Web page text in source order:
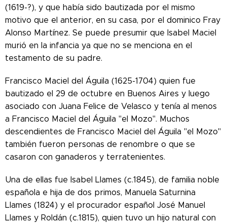
(1619-?), y que había sido bautizada por el mismo
motivo que el anterior, en su casa, por el dominico Fray
Alonso Martínez. Se puede presumir que Isabel Maciel
murió en la infancia ya que no se menciona en el
testamento de su padre.
Francisco Maciel del Águila (1625-1704) quien fue
bautizado el 29 de octubre en Buenos Aires y luego
asociado con Juana Felice de Velasco y tenía al menos
a Francisco Maciel del Águila "el Mozo". Muchos
descendientes de Francisco Maciel del Águila "el Mozo"
también fueron personas de renombre o que se
casaron con ganaderos y terratenientes.
Una de ellas fue Isabel Llames (c.1845), de familia noble
española e hija de dos primos, Manuela Saturnina
Llames (1824) y el procurador español José Manuel
Llames y Roldán (c.1815), quien tuvo un hijo natural con